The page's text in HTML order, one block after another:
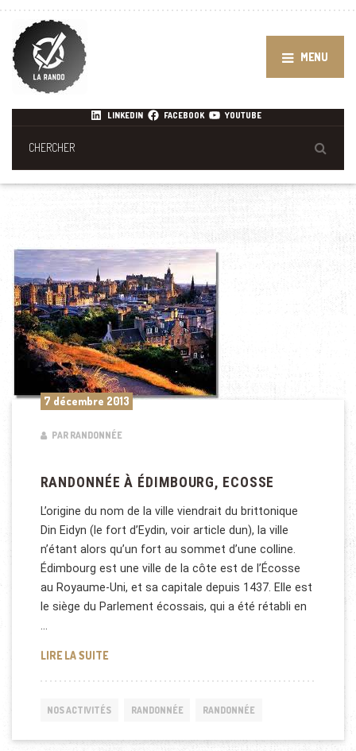
MENU
LINKEDIN FACEBOOK YOUTUBE
7 décembre 2013
PAR RANDONNÉE
RANDONNÉE À ÉDIMBOURG, ECOSSE
L’origine du nom de la ville viendrait du brittonique
Din Eidyn (le fort d’Eydin, voir article dun), la ville
n’étant alors qu’un fort au sommet d’une colline.
Édimbourg est une ville de la côte est de l’Écosse
au Royaume-Uni, et sa capitale depuis 1437. Elle est
le siège du Parlement écossais, qui a été rétabli en
LIRE LA SUITERANDONNÉE À ÉDIMBOURG, ECOSSE
NOS ACTIVITÉS RANDONNÉE RANDONNÉE